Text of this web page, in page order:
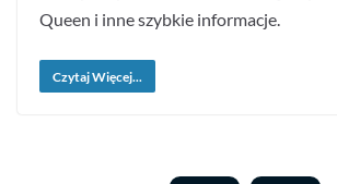
Queen i inne szybkie informacje.
Czytaj Więcej...